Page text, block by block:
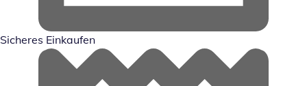
Sicheres Einkaufen